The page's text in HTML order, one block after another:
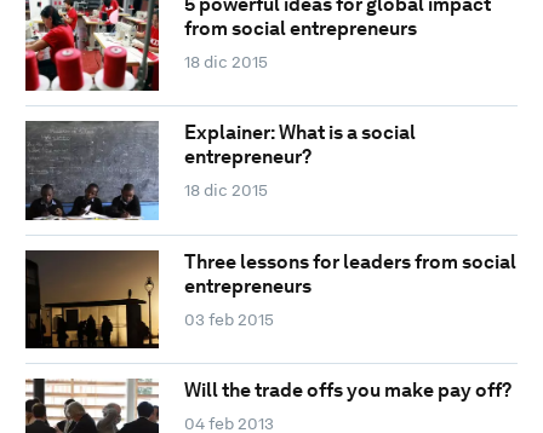
from social entrepreneurs
18 dic 2015
Explainer: What is a social
entrepreneur?
18 dic 2015
Three lessons for leaders from social
entrepreneurs
03 feb 2015
Will the trade offs you make pay off?
04 feb 2013